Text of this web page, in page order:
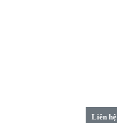
Liên hệ